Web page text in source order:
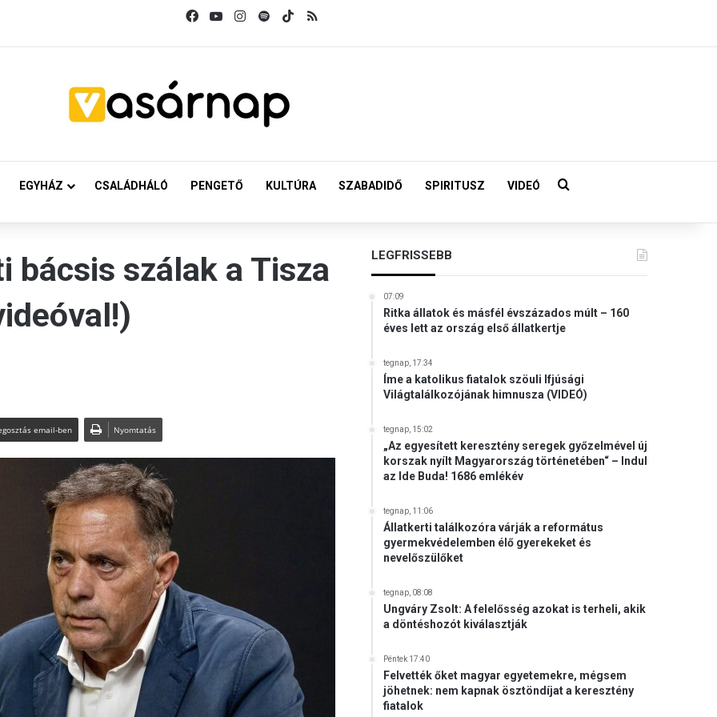
FacebookYouTubeInstagramSpotifyTikTokRSS
EGYHÁZ CSALÁDHÁLÓ PENGETŐ KULTÚRA SZABADIDŐ SPIRITUSZ VIDEÓ Keresés:
bácsis szálak a Tisza
email-ben Nyomtatás
LEGFRISSEBB
07:09
Ritka állatok és másfél évszázados múlt – 160
éves lett az ország első állatkertje
tegnap, 17:34
Íme a katolikus fiatalok szöuli Ifjúsági
Világtalálkozójának himnusza (VIDEÓ)
tegnap, 15:02
„Az egyesített keresztény seregek győzelmével új
korszak nyílt Magyarország történetében“ – Indul
az Ide Buda! 1686 emlékév
tegnap, 11:06
Állatkerti találkozóra várják a református
gyermekvédelemben élő gyerekeket és
nevelőszülőket
tegnap, 08:08
Ungváry Zsolt: A felelősség azokat is terheli, akik
a döntéshozót kiválasztják
Péntek 17:40
Felvették őket magyar egyetemekre, mégsem
jöhetnek: nem kapnak ösztöndíjat a keresztény
fiatalok